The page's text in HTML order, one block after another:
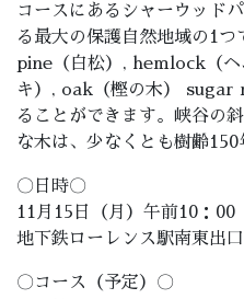
コースにあるシャーウッドパ
る最大の保護自然地域の1つ
pine（白松）, hemlock（ヘ
キ）, oak（樫の木） sugar
ることができます。 峡谷の
な木は、 少なくとも樹齢150
〇日時〇
11月15日（月）午前10：00
地下鉄ローレンス駅南東
〇コース（予定）〇